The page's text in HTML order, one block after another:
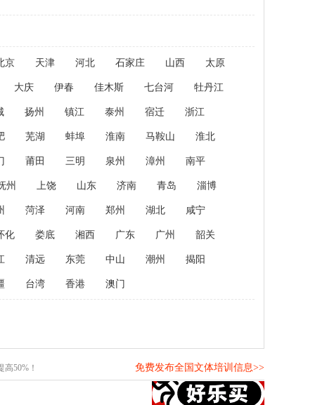
京 天津 河北 石家庄 山西 太原
大庆 伊春 佳木斯 七台河 牡丹江
扬州 镇江 泰州 宿迁 浙江
芜湖 蚌埠 淮南 马鞍山 淮北
莆田 三明 泉州 漳州 南平
州 上饶 山东 济南 青岛 淄博
菏泽 河南 郑州 湖北 咸宁
化 娄底 湘西 广东 广州 韶关
清远 东莞 中山 潮州 揭阳
台湾 香港 澳门
50%！ 免费发布全国文体培训信息>>